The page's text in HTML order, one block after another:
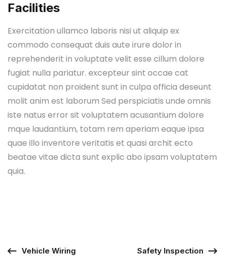
Facilities
Exercitation ullamco laboris nisi ut aliquip ex
commodo consequat duis aute irure dolor in
reprehenderit in voluptate velit esse cillum dolore
fugiat nulla pariatur. excepteur sint occae cat
cupidatat non proident sunt in culpa officia deseunt
molit anim est laborum Sed perspiciatis unde omnis
iste natus error sit voluptatem acusantium dolore
mque laudantium, totam rem aperiam eaque ipsa
quae illo inventore veritatis et quasi archit ecto
beatae vitae dicta sunt explic abo ipsam voluptatem
quia.
Vehicle Wiring Safety Inspection